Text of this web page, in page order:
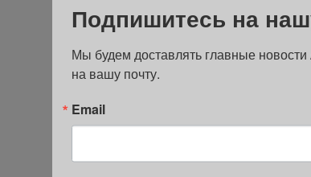
Подпишитесь на
Мы будем доставлять главные
на вашу почту.
Email